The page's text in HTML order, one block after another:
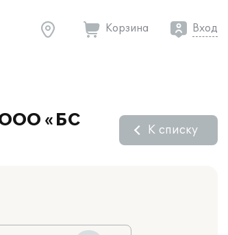
Корзина Вход
ООО «БС
К списку